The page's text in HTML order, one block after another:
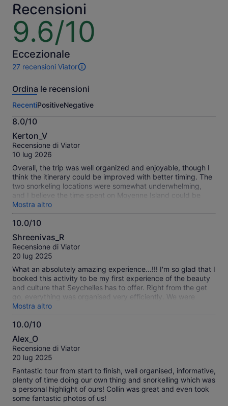
*Puoi
prenotare
un
prezzo
più
basso,
più
adulti
Recensioni
9.6/10
9.6
su
10
Eccezionale
27 recensioni Viator
27
di
attività.
Maggiori
informazioni
sulle
nostre
recensioni
Ordina le recensioni
RecentiPositiveNegative
8.0/10
8.0
su
10
Kerton_V
Recensione di Viator
10 lug 2026
Overall, the trip was well organized and enjoyable, though I
think the itinerary could be improved with better timing. The
two snorkeling locations were somewhat underwhelming,
and I believe the time spent on Moyenne Island could be
shortened in favor of visiting another attraction, such as the
sandbank or a more scenic beach. That said, the staff were
outstanding—professional, friendly, and excellent at what
truly enjoyable.
Mostra altro
10.0/10
10.0
su
10
Shreenivas_R
Recensione di Viator
20 lug 2025
What an absolutely amazing experience...!!! I'm so glad that I
booked this activity to be my first experience of the beauty
and culture that Seychelles has to offer. Right from the get
go, everything was organised very efficiently. We were
picked up from our hotel at 8:45 am sharp on the morning of
the trip and we were taken to the location from where the
catamaran ride would start. The catamaran itself was
and well-maintained. The staff were highly professional,
organised, efficient, and very polite and friendly. All boarding
and safety procedures were explained in detail by our chief
guide Collin and his fellow guides and the excellent boat
crew. Once the ride started, it was great fun and the views
and the colours of the waters were just breathtaking. We had
our first snorkelling stop just off Sainte Anne Island and then
Mostra altro
10.0/10
10.0
su
10
Alex_O
Recensione di Viator
20 lug 2025
Fantastic tour from start to finish, well organised, informative,
plenty of time doing our own thing and snorkelling which was
a personal highlight of ours! Collin was great and even took
some fantastic photos of us!